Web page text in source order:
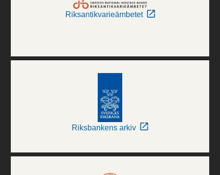
Riksantikvarieämbetet
Riksbankens arkiv